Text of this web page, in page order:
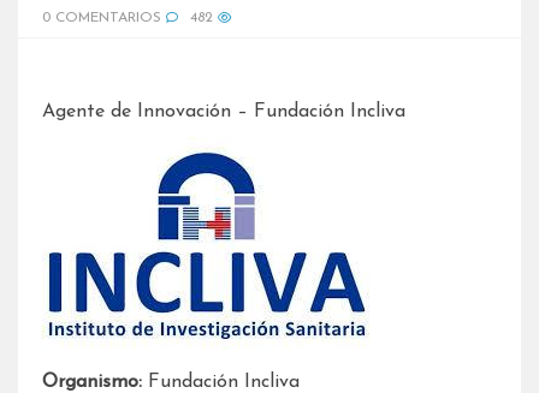
0 COMENTARIOS
482
Agente de Innovación – Fundación Incliva
Organismo: Fundación Incliva